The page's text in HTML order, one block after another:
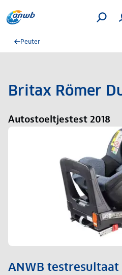
Peuter
Britax Römer
Autostoeltjestest 2018
ANWB testresultaat